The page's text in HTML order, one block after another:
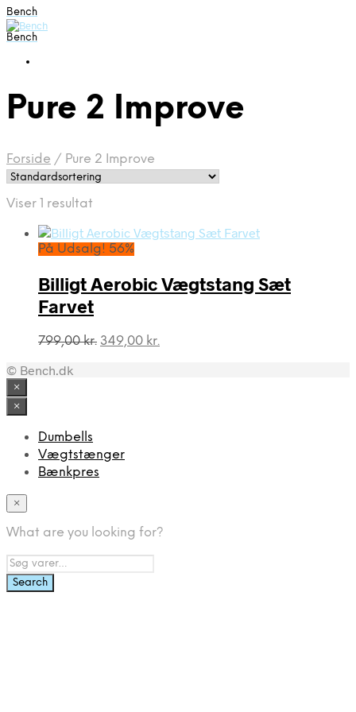
Bench
Bench
Pure 2 Improve
Forside / Pure 2 Improve
Viser 1 resultat
På Udsalg! 56%
Billigt Aerobic Vægtstang Sæt
Farvet
799,00kr. Den
349,00 kr.
© Bench.dk
×
×
Dumbells
Vægtstænger
Bænkpres
×
What are you looking for?